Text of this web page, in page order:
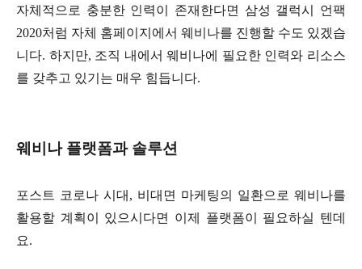
자체적으로 충분한 인력이 존재한다면 삼성 갤럭시 언팩
2020처럼 자체 홈페이지에서 웨비나를 진행할 수도 있겠습
니다. 하지만, 조직 내에서 웨비나에 필요한 인력와 리소스
를 갖추고 있기는 매우 힘듭니다.
웨비나 플랫폼과 솔루션
포스트 코로나 시대, 비대면 마케팅의 일환으로 웨비나를
활용할 계획이 있으시다면 이제 플랫폼이 필요하실 텐데
요.